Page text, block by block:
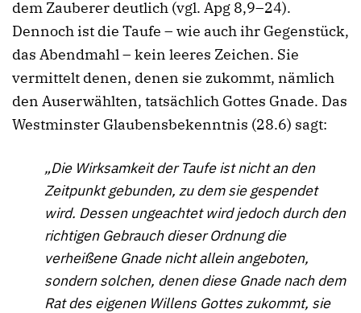
dem Zauberer deutlich (vgl. Apg 8,9–24).
Dennoch ist die Taufe – wie auch ihr Gegenstück,
das Abendmahl – kein leeres Zeichen. Sie
vermittelt denen, denen sie zukommt, nämlich
den Auserwählten, tatsächlich Gottes Gnade. Das
Westminster Glaubensbekenntnis (28.6) sagt:
„Die Wirksamkeit der Taufe ist nicht an den
Zeitpunkt gebunden, zu dem sie gespendet
wird. Dessen ungeachtet wird jedoch durch den
richtigen Gebrauch dieser Ordnung die
verheißene Gnade nicht allein angeboten,
sondern solchen, denen diese Gnade nach dem
Rat des eigenen Willens Gottes zukommt, sie